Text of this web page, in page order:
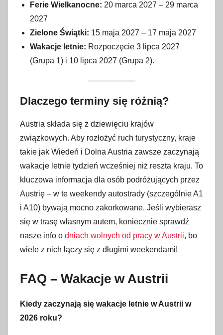
Ferie Wielkanocne: 20 marca 2027 – 29 marca
2027
Zielone Świątki: 15 maja 2027 – 17 maja 2027
Wakacje letnie: Rozpoczęcie 3 lipca 2027
(Grupa 1) i 10 lipca 2027 (Grupa 2).
Dlaczego terminy się różnią?
Austria składa się z dziewięciu krajów
związkowych. Aby rozłożyć ruch turystyczny, kraje
takie jak Wiedeń i Dolna Austria zawsze zaczynają
wakacje letnie tydzień wcześniej niż reszta kraju. To
kluczowa informacja dla osób podróżujących przez
Austrię – w te weekendy autostrady (szczególnie A1
i A10) bywają mocno zakorkowane. Jeśli wybierasz
się w trasę własnym autem, koniecznie sprawdź
nasze info o dniach wolnych od pracy w Austrii, bo
wiele z nich łączy się z długimi weekendami!
FAQ – Wakacje w Austrii
Kiedy zaczynają się wakacje letnie w Austrii w
2026 roku?